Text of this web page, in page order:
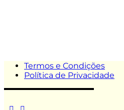
Termos e Condições
Política de Privacidade